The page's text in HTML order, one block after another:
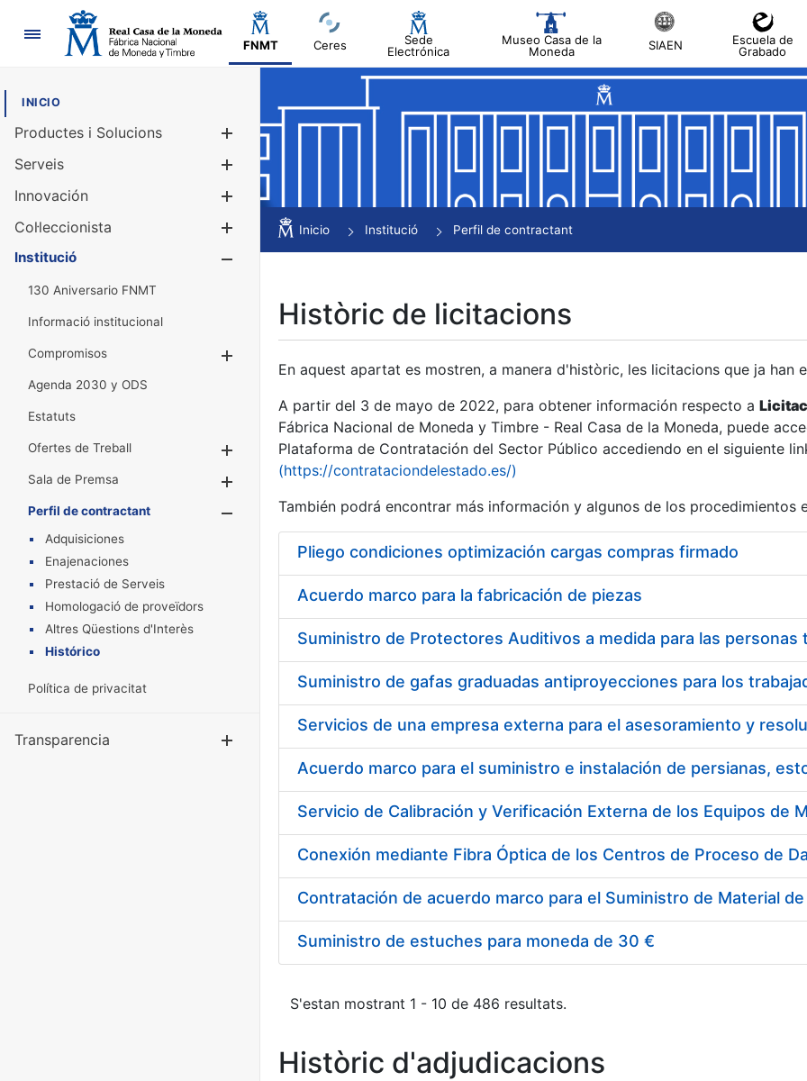
Navegació
FNMT Ceres
Sede
Electrónica
Museo Casa de la
Moneda
SIAEN
Escuela de
Grabado
INICIO
Productes i Solucions
Mostra/Amaga
Serveis
Innovación
Col·leccionista
Mostra/Amaga
Institució
130 Aniversario FNMT
Informació institucional
Compromisos
Agenda 2030 y ODS
Estatuts
Ofertes de Treball
Mostra/Amaga
Sala de Premsa
Mostra/Amaga
Perfil de contractant
Mostra/Amaga
Adquisiciones
Enajenaciones
Prestació de Serveis
Homologació de proveïdors
Altres Qüestions d'Interès
Histórico
Política de privacitat
Transparencia
Inicio Institució Perfil de contractant
Històric de licitacions
En aquest apartat es mostren, a manera d'històric, les licitacions que ja
A partir del 3 de mayo de 2022, para obtener información respecto a
Fábrica Nacional de Moneda y Timbre - Real Casa de la Moneda, puede
Plataforma de Contratación del Sector Público accediendo en el siguiente
(https://contrataciondelestado.es/)
También podrá encontrar más información y algunos de los procedimientos
Pliego condiciones optimización cargas compras firmado
Acuerdo marco para la fabricación de piezas
Acuerdo marco para el suministro e instalación de persianas,
Suministro de estuches para moneda de 30 €
S'estan mostrant 1 - 10 de 486 resultats.
Històric d'adjudicacions